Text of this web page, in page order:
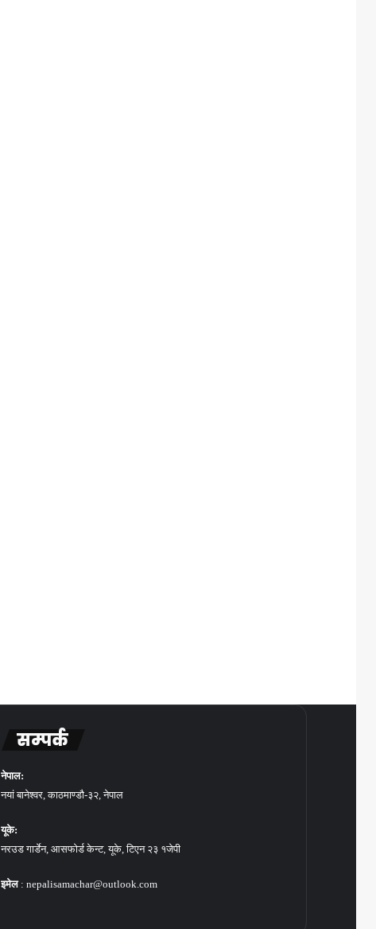
सम्पर्क
नेपाल:
नयां बानेश्वर, काठमाण्डौ-३२, नेपाल
यूके:
नरउड गार्डेन, आसफोर्ड केन्ट, यूके, टिएन २३ १जेपी
इमेल: nepalisamachar@outlook.com